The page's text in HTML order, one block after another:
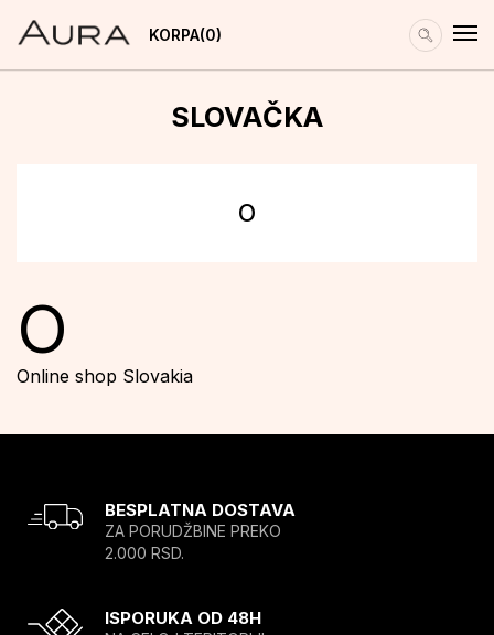
KORPA 0
SLOVAČKA
O
O
Online shop Slovakia
BESPLATNA DOSTAVA
ZA PORUDŽBINE PREKO
2.000 RSD.
ISPORUKA OD 48H